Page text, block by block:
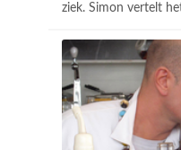
ziek. Simon vertelt